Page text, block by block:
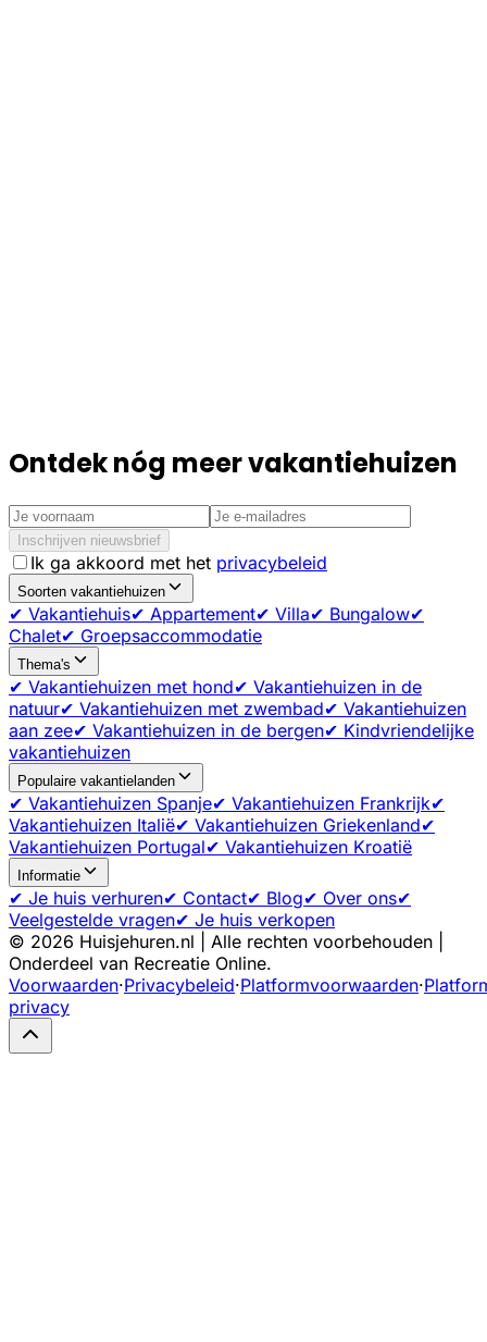
Ontdek nóg meer vakantiehuizen
Inschrijven nieuwsbrief
Ik ga akkoord met het privacybeleid
Soorten vakantiehuizen
✔ Vakantiehuis✔ Appartement✔ Villa✔ Bungalow✔
Chalet✔ Groepsaccommodatie
Thema's
✔ Vakantiehuizen met hond✔ Vakantiehuizen in de
natuur✔ Vakantiehuizen met zwembad✔ Vakantiehuizen
aan zee✔ Vakantiehuizen in de bergen✔ Kindvriendelijke
vakantiehuizen
Populaire vakantielanden
✔ Vakantiehuizen Spanje✔ Vakantiehuizen Frankrijk✔
Vakantiehuizen Italië✔ Vakantiehuizen Griekenland✔
Vakantiehuizen Portugal✔ Vakantiehuizen Kroatië
Informatie
✔ Je huis verhuren✔ Contact✔ Blog✔ Over ons✔
Veelgestelde vragen✔ Je huis verkopen
© 2026 Huisjehuren.nl | Alle rechten voorbehouden |
Onderdeel van Recreatie Online.
Voorwaarden·Privacybeleid·Platformvoorwaarden·
privacy